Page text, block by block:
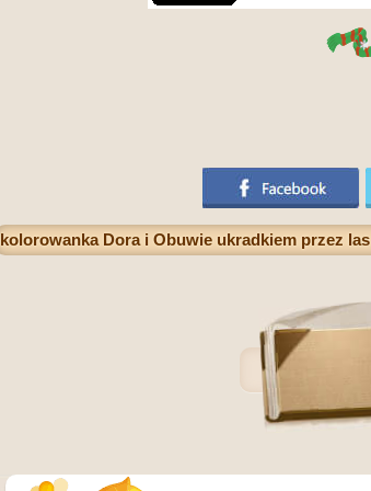
kolorowanka Dora i Obuwie ukradkiem przez las